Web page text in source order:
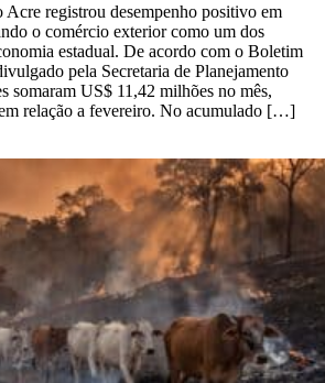
Acre registrou desempenho positivo em
o comércio exterior como um dos
estadual. De acordo com o Boletim
pela Secretaria de Planejamento
somaram US$ 11,42 milhões no mês,
relação a fevereiro. No acumulado […]